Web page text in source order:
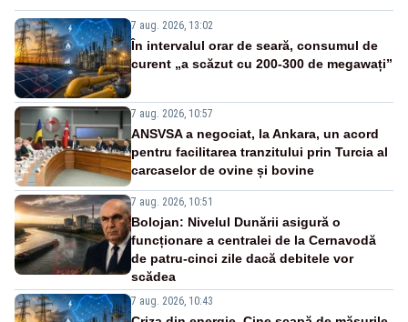
7 aug. 2026, 13:02
În intervalul orar de seară, consumul de
curent „a scăzut cu 200-300 de megawați”
7 aug. 2026, 10:57
ANSVSA a negociat, la Ankara, un acord
pentru facilitarea tranzitului prin Turcia al
carcaselor de ovine și bovine
7 aug. 2026, 10:51
Bolojan: Nivelul Dunării asigură o
funcționare a centralei de la Cernavodă
de patru-cinci zile dacă debitele vor
scădea
7 aug. 2026, 10:43